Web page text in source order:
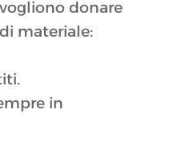
donare
materiale:
in